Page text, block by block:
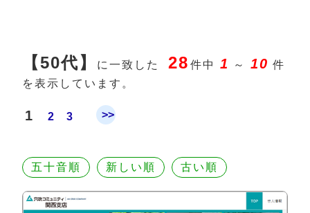
【50代】 に一致した 28 件中 1 ～ 10 件
を表示しています。
1 2 3 >>
五十音順 新しい順 古い順